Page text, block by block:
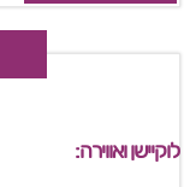
לוקיישן ואווירה: